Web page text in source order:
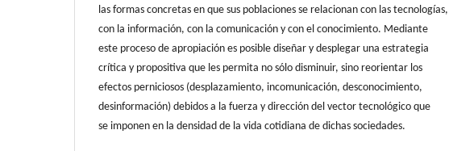
las formas concretas en que sus poblaciones se relacionan con las tecnologías,
con la información, con la comunicación y con el conocimiento. Mediante
este proceso de apropiación es posible diseñar y desplegar una estrategia
crítica y propositiva que les permita no sólo disminuir, sino reorientar los
efectos perniciosos (desplazamiento, incomunicación, desconocimiento,
desinformación) debidos a la fuerza y dirección del vector tecnológico que
se imponen en la densidad de la vida cotidiana de dichas sociedades.